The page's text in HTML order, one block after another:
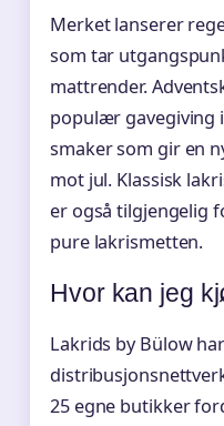
Merket lanserer
som tar
mattrender.
populær gavegiving
smaker som gir en
mot jul. Klassisk
er også tilgjengelig
pure lakrismetten.
Hvor kan jeg
Lakrids by Bülow
25 egne butikker